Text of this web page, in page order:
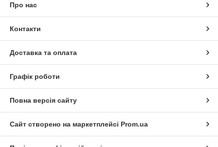
Про нас
Контакти
Доставка та оплата
Графік роботи
Повна версія сайту
Сайт створено на маркетплейсі Prom.ua